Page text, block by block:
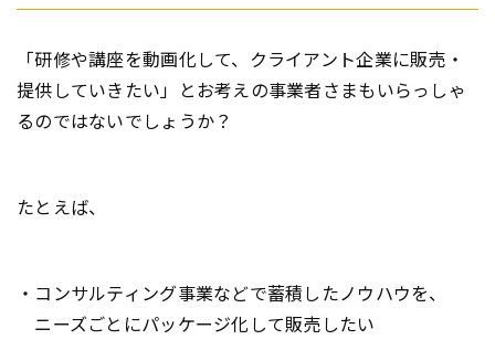
「研修や講座を動画化して、クライアント企業に販売・
提供していきたい」とお考えの事業者さまもいらっしゃ
るのではないでしょうか？
たとえば、
・コンサルティング事業などで蓄積したノウハウを、
ニーズごとにパッケージ化して販売したい